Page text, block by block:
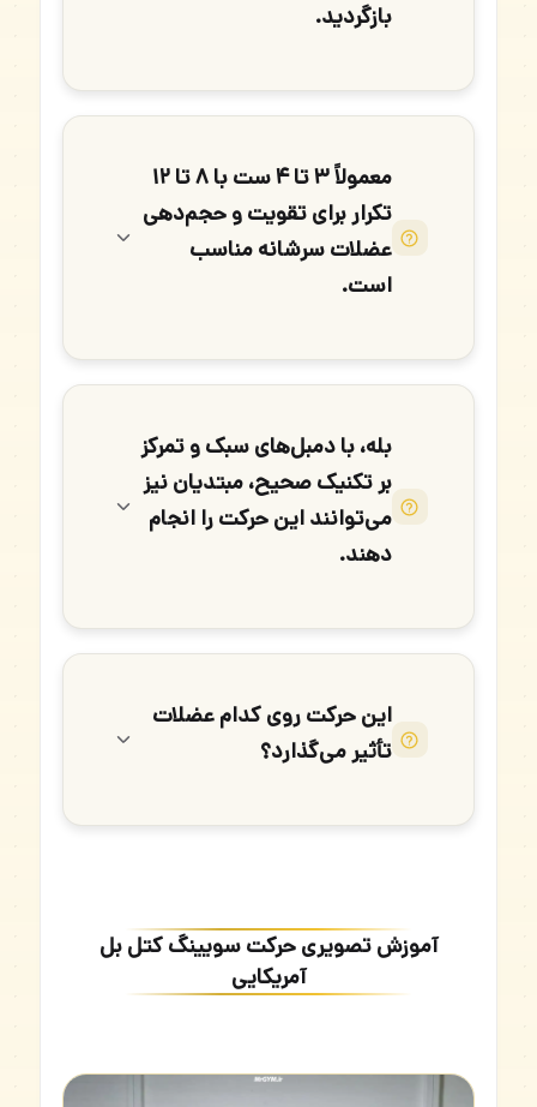
بازگردید.
معمولاً ۳ تا ۴ ست با ۸ تا ۱۲
تکرار برای تقویت و حجم‌دهی
عضلات سرشانه مناسب
است.
بله، با دمبل‌های سبک و تمرکز
بر تکنیک صحیح، مبتدیان نیز
می‌توانند این حرکت را انجام
دهند.
این حرکت روی کدام عضلات
تأثیر می‌گذارد؟
آموزش تصویری حرکت سویینگ کتل بل
آمریکایی